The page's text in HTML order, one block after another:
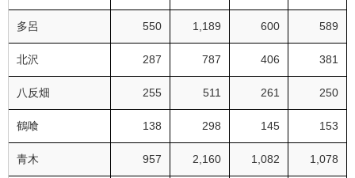
多呂 550 1,189 600 589
北沢 287 787 406 381
八反畑 255 511 261 250
鶴喰 138 298 145 153
青木 957 2,160 1,082 1,078